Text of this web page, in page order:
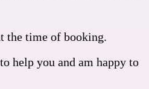
the time of booking.
help you and am happy to